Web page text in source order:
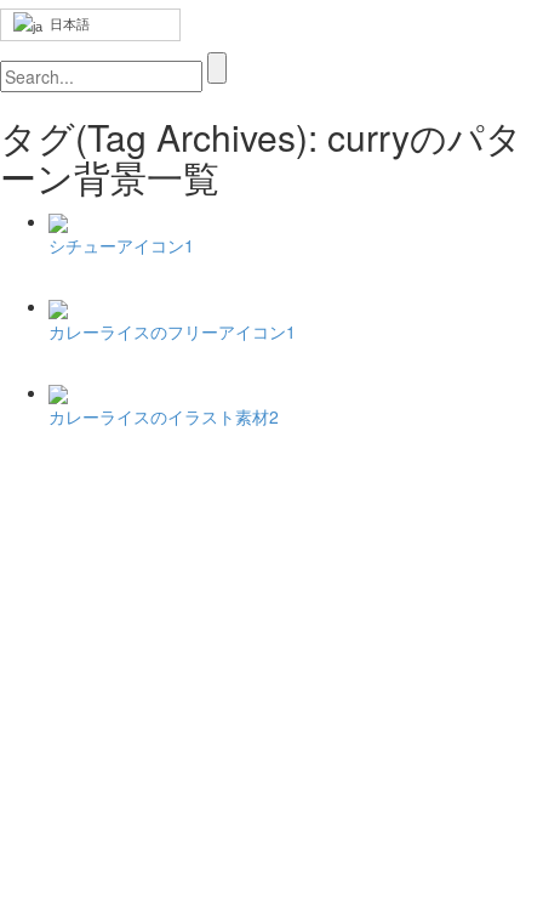
日本語
タグ(Tag Archives): curryのパタ
ーン背景一覧
シチューアイコン1
カレーライスのフリーアイコン1
カレーライスのイラスト素材2